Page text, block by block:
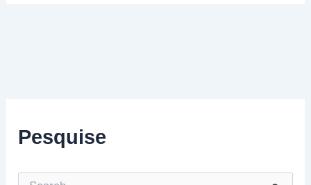
Pesquise